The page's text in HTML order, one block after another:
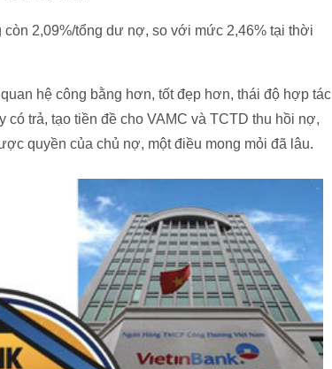
2,09%/tổng dư nợ, so với mức 2,46% tại thời
hệ công bằng hơn, tốt đẹp hơn, thái độ hợp tác
trả, tạo tiền đề cho VAMC và TCTD thu hồi nợ,
quyền của chủ nợ, một điều mong mỏi đã lâu.